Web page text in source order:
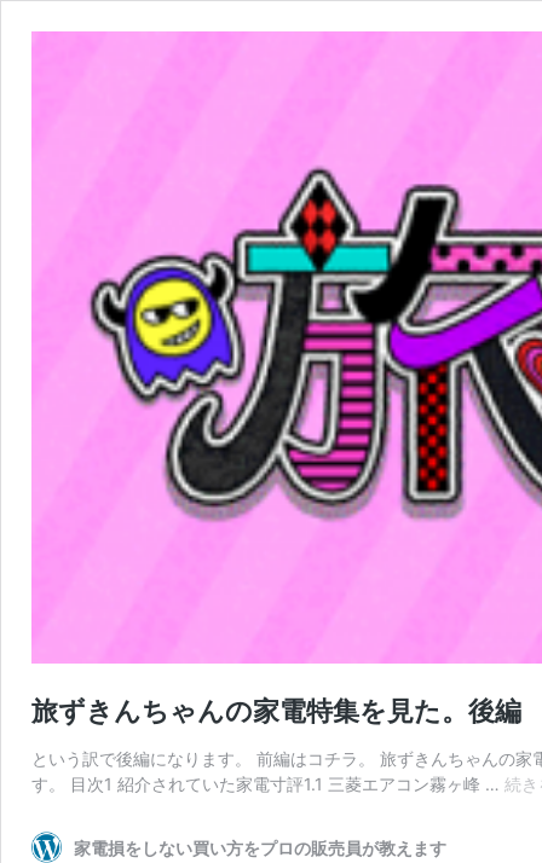
旅ずきんちゃんの家電特集を見た。後編
という訳で後編になります。 前編はコチラ。 旅ずきんちゃんの
す。 目次1 紹介されていた家電寸評1.1 三菱エアコン霧ヶ峰 … 続
家電損をしない買い方をプロの販売員が教えます